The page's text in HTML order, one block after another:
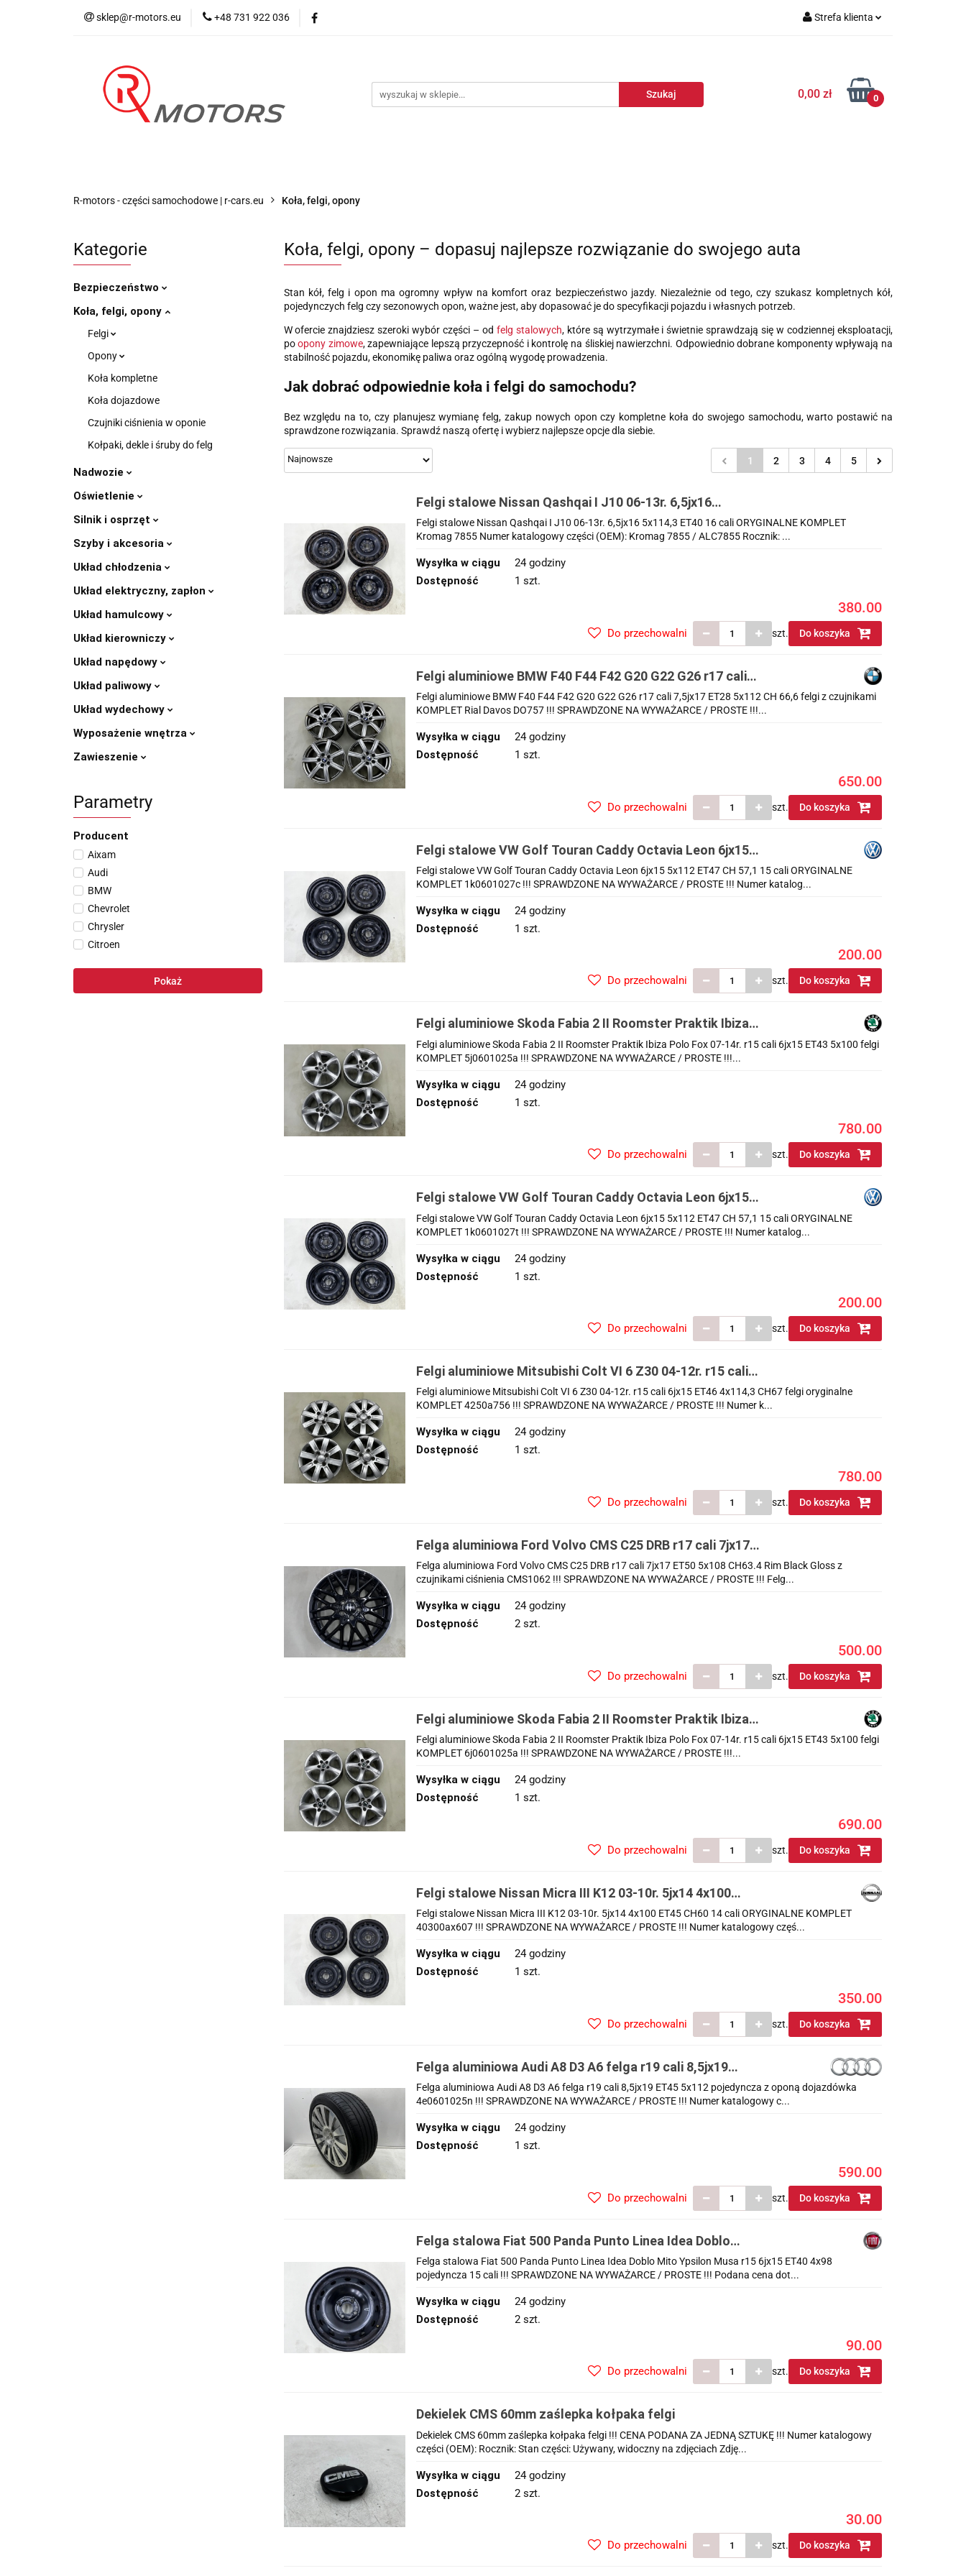
sklep@r-motors.eu +48 731 922 036 Strefa klienta
Zarejestruj się
Dodaj zgłoszenie
0,00 zł 0
R-motors - części samochodowe | r-cars.eu Koła, felgi, opony
Kategorie
Bezpieczeństwo
Koła, felgi, opony
Felgi
Opony
Koła kompletne
Koła dojazdowe
Czujniki ciśnienia w oponie
Kołpaki, dekle i śruby do felg
Nadwozie
Oświetlenie
Silnik i osprzęt
Szyby i akcesoria
Układ chłodzenia
Układ elektryczny, zapłon
Układ hamulcowy
Układ kierowniczy
Układ napędowy
Układ paliwowy
Układ wydechowy
Wyposażenie wnętrza
Zawieszenie
Parametry
Producent
Aixam
Audi
BMW
Chevrolet
Chrysler
Citroen
Pokaż
Koła, felgi, opony – dopasuj najlepsze rozwiązanie do swojego auta
Stan kół, felg i opon ma ogromny wpływ na komfort oraz bezpieczeństwo jazdy. Niezależnie od tego, czy szukasz kompletnych kół,
pojedynczych felg czy sezonowych opon, ważne jest, aby dopasować je do specyfikacji pojazdu i własnych potrzeb.
W ofercie znajdziesz szeroki wybór części – od felg stalowych, które są wytrzymałe i świetnie sprawdzają się w codziennej eksploatacji,
poopony zimowe, zapewniające lepszą przyczepność i kontrolę na śliskiej nawierzchni. Odpowiednio dobrane komponenty wpływają na
stabilność pojazdu, ekonomikę paliwa oraz ogólną wygodę prowadzenia.
Jak dobrać odpowiednie koła i felgi do samochodu?
Bez względu na to, czy planujesz wymianę felg, zakup nowych opon czy kompletne koła do swojego samochodu, warto postawić na
sprawdzone rozwiązania. Sprawdź naszą ofertę i wybierz najlepsze opcje dla siebie.
1 2 3 4 5
Felgi stalowe Nissan Qashqai I J10 06-13r. 6,5jx16
5x114,3 ET40 16 cali ORYGINALNE KOMPLET Kromag
7855
Felgi stalowe Nissan Qashqai I J10 06-13r. 6,5jx16 5x114,3 ET40 16 cali ORYGINALNE KOMPLET
Kromag 7855 Numer katalogowy części (OEM): Kromag 7855 / ALC7855 Rocznik: ...
Wysyłka w ciągu
24 godziny
Dostępność
1 szt.
380.00
szt. Do koszyka
Do przechowalni
Felgi aluminiowe BMW F40 F44 F42 G20 G22 G26 r17 cali
7,5jx17 ET28 5x112 CH 66,6 felgi z czujnikami KOMPLET
Rial Davos DO757
Felgi aluminiowe BMW F40 F44 F42 G20 G22 G26 r17 cali 7,5jx17 ET28 5x112 CH 66,6 felgi z czujnikami
KOMPLET Rial Davos DO757 !!! SPRAWDZONE NA WYWAŻARCE / PROSTE !!!...
Wysyłka w ciągu
24 godziny
Dostępność
1 szt.
650.00
szt. Do koszyka
Do przechowalni
Felgi stalowe VW Golf Touran Caddy Octavia Leon 6jx15
5x112 ET47 CH 57,1 15 cali ORYGINALNE KOMPLET
1k0601027c
Felgi stalowe VW Golf Touran Caddy Octavia Leon 6jx15 5x112 ET47 CH 57,1 15 cali ORYGINALNE
KOMPLET 1k0601027c !!! SPRAWDZONE NA WYWAŻARCE / PROSTE !!! Numer katalog...
Wysyłka w ciągu
24 godziny
Dostępność
1 szt.
200.00
szt. Do koszyka
Do przechowalni
Felgi aluminiowe Skoda Fabia 2 II Roomster Praktik Ibiza
Polo Fox 07-14r. r15 cali 6jx15 ET43 5x100 felgi KOMPLET
5j0601025a
Felgi aluminiowe Skoda Fabia 2 II Roomster Praktik Ibiza Polo Fox 07-14r. r15 cali 6jx15 ET43 5x100 felgi
KOMPLET 5j0601025a !!! SPRAWDZONE NA WYWAŻARCE / PROSTE !!!...
Wysyłka w ciągu
24 godziny
Dostępność
1 szt.
780.00
szt. Do koszyka
Do przechowalni
Felgi stalowe VW Golf Touran Caddy Octavia Leon 6jx15
5x112 ET47 CH 57,1 15 cali ORYGINALNE KOMPLET
1k0601027t
Felgi stalowe VW Golf Touran Caddy Octavia Leon 6jx15 5x112 ET47 CH 57,1 15 cali ORYGINALNE
KOMPLET 1k0601027t !!! SPRAWDZONE NA WYWAŻARCE / PROSTE !!! Numer katalog...
Wysyłka w ciągu
24 godziny
Dostępność
1 szt.
200.00
szt. Do koszyka
Do przechowalni
Felgi aluminiowe Mitsubishi Colt VI 6 Z30 04-12r. r15 cali
6jx15 ET46 4x114,3 CH67 felgi oryginalne KOMPLET
4250a756
Felgi aluminiowe Mitsubishi Colt VI 6 Z30 04-12r. r15 cali 6jx15 ET46 4x114,3 CH67 felgi oryginalne
KOMPLET 4250a756 !!! SPRAWDZONE NA WYWAŻARCE / PROSTE !!! Numer k...
Wysyłka w ciągu
24 godziny
Dostępność
1 szt.
780.00
szt. Do koszyka
Do przechowalni
Felga aluminiowa Ford Volvo CMS C25 DRB r17 cali 7jx17
ET50 5x108 CH63.4 Rim Black Gloss z czujnikami ciśnienia
CMS1062
Felga aluminiowa Ford Volvo CMS C25 DRB r17 cali 7jx17 ET50 5x108 CH63.4 Rim Black Gloss z
czujnikami ciśnienia CMS1062 !!! SPRAWDZONE NA WYWAŻARCE / PROSTE !!! Felg...
Wysyłka w ciągu
24 godziny
Dostępność
2 szt.
500.00
szt. Do koszyka
Do przechowalni
Felgi aluminiowe Skoda Fabia 2 II Roomster Praktik Ibiza
Polo Fox 07-14r. r15 cali 6jx15 ET43 5x100 felgi KOMPLET
6j0601025a
Felgi aluminiowe Skoda Fabia 2 II Roomster Praktik Ibiza Polo Fox 07-14r. r15 cali 6jx15 ET43 5x100 felgi
KOMPLET 6j0601025a !!! SPRAWDZONE NA WYWAŻARCE / PROSTE !!!...
Wysyłka w ciągu
24 godziny
Dostępność
1 szt.
690.00
szt. Do koszyka
Do przechowalni
Felgi stalowe Nissan Micra III K12 03-10r. 5jx14 4x100
ET45 CH60 14 cali ORYGINALNE KOMPLET 40300ax607
Felgi stalowe Nissan Micra III K12 03-10r. 5jx14 4x100 ET45 CH60 14 cali ORYGINALNE KOMPLET
40300ax607 !!! SPRAWDZONE NA WYWAŻARCE / PROSTE !!! Numer katalogowy częś...
Wysyłka w ciągu
24 godziny
Dostępność
1 szt.
350.00
szt. Do koszyka
Do przechowalni
Felga aluminiowa Audi A8 D3 A6 felga r19 cali 8,5jx19
ET45 5x112 pojedyncza z oponą dojazdówka 4e0601025n
Felga aluminiowa Audi A8 D3 A6 felga r19 cali 8,5jx19 ET45 5x112 pojedyncza z oponą dojazdówka
4e0601025n !!! SPRAWDZONE NA WYWAŻARCE / PROSTE !!! Numer katalogowy c...
Wysyłka w ciągu
24 godziny
Dostępność
1 szt.
590.00
szt. Do koszyka
Do przechowalni
Felga stalowa Fiat 500 Panda Punto Linea Idea Doblo
Mito Ypsilon Musa r15 6jx15 ET40 4x98 pojedyncza 15 cali
Felga stalowa Fiat 500 Panda Punto Linea Idea Doblo Mito Ypsilon Musa r15 6jx15 ET40 4x98
pojedyncza 15 cali !!! SPRAWDZONE NA WYWAŻARCE / PROSTE !!! Podana cena dot...
Wysyłka w ciągu
24 godziny
Dostępność
2 szt.
90.00
szt. Do koszyka
Do przechowalni
Dekielek CMS 60mm zaślepka kołpaka felgi
Dekielek CMS 60mm zaślepka kołpaka felgi !!! CENA PODANA ZA JEDNĄ SZTUKĘ !!! Numer katalogowy
części (OEM): Rocznik: Stan części: Używany, widoczny na zdjęciach Zdję...
Wysyłka w ciągu
24 godziny
Dostępność
2 szt.
30.00
szt. Do koszyka
Do przechowalni